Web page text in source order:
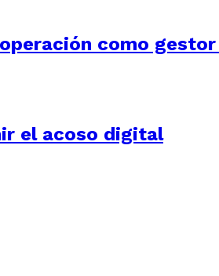
como
el acoso digital